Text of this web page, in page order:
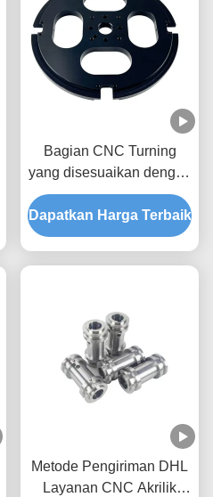
Bagian CNC Turning
yang disesuaikan dengan
7075 T6 Aluminium dan
Toleransi +/- 0.01-
0.005mm untuk Bagian
Dapatkan Harga Terbaik
Metode Pengiriman DHL
Layanan CNC Akrilik